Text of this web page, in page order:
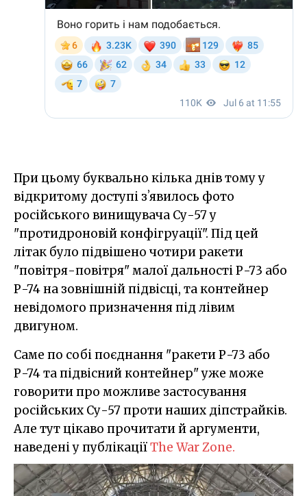
При цьому буквально кілька днів тому у
відкритому доступі зʼявилось фото
російського винищувача Су-57 у
"протидроновій конфігруації". Під цей
літак було підвішено чотири ракети
"повітря-повітря" малої дальності Р-73 або
Р-74 на зовнішній підвісці, та контейнер
невідомого призначення під лівим
двигуном.
Саме по собі поєднання "ракети Р-73 або
Р-74 та підвісний контейнер" уже може
говорити про можливе застосування
російських Су-57 проти наших діпстрайків.
Але тут цікаво прочитати й аргументи,
наведені у публікаціїThe War Zone.